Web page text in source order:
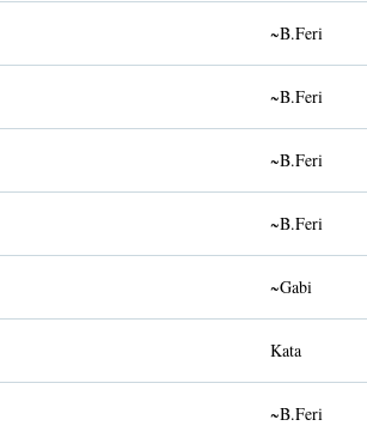
~B.Feri
~B.Feri
~B.Feri
~B.Feri
~Gabi
Kata
~B.Feri